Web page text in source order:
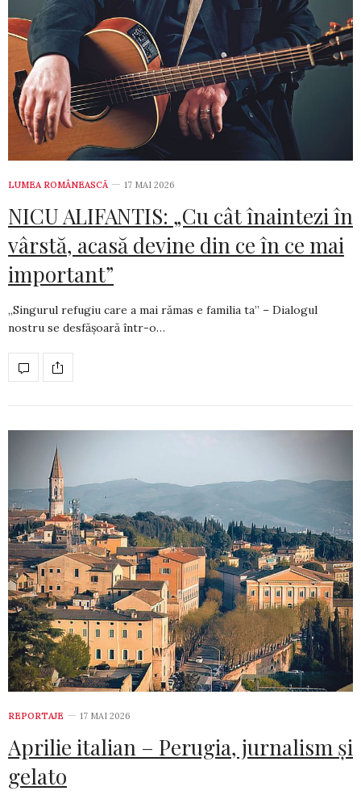
LUMEA ROMÂNEASCĂ 17 MAI 2026
NICU ALIFANTIS: „Cu cât înaintezi în
vârstă, acasă devine din ce în ce mai
important”
„Singurul refugiu care a mai rămas e familia ta” – Dialogul
nostru se desfășoară într-o…
REPORTAJE 17 MAI 2026
Aprilie italian – Perugia, jurnalism și
gelato